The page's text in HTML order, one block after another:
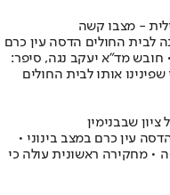
לבית החולים הדסה עין כרם
מד"א יעקב נגה, סיפר:
שפינינו אותו לבית החולים
14 לבית החולים הדסה עין כרם במצב בינוני •
• מחקירה ראשונית עולה כי